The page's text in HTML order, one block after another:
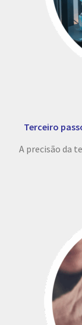
Terceiro
A precisão da